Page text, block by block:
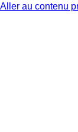
Aller au contenu